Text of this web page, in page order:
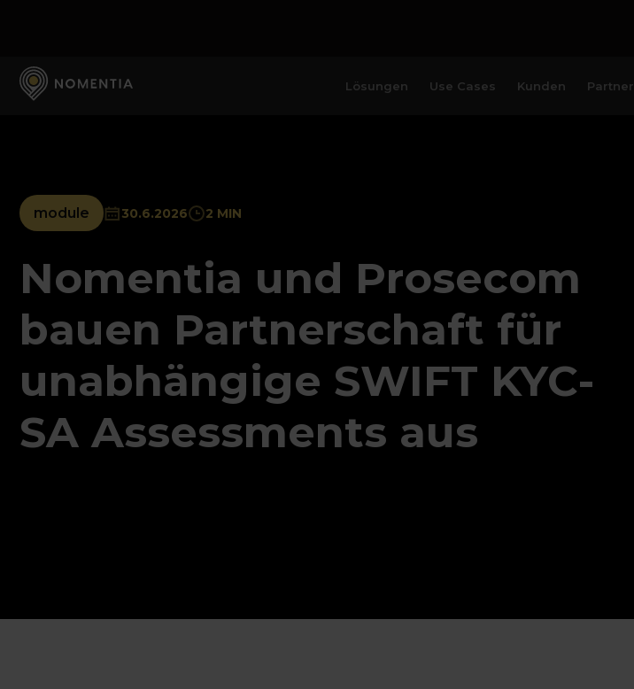
Lösungen Use Cases Kunden Partner
module 30.6.2026 2 MIN
Nomentia und Prosecom
bauen Partnerschaft für
unabhängige SWIFT KYC-
SA Assessments aus